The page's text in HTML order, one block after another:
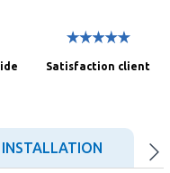
Satisfaction client
INSTALLATION